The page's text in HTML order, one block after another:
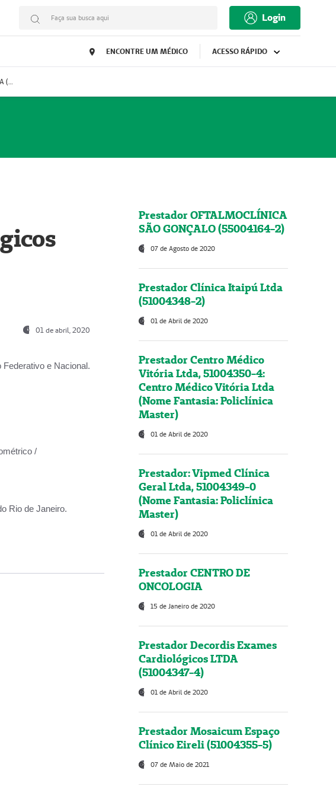
Faça sua busca aqui Login
ENCONTRE UM MÉDICO ACESSO RÁPIDO
Prestador Decordis Exames Cardiológicos LTDA (51004347-4)
01 de abril, 2020
e Nacional.
/
Rio de Janeiro.
Prestador OFTALMOCLÍNICA
SÃO GONÇALO (55004164-2)
07 de Agosto de 2020
Prestador Clínica Itaipú Ltda
(51004348-2)
01 de Abril de 2020
Prestador Centro Médico
Vitória Ltda, 51004350-4:
Centro Médico Vitória Ltda
(Nome Fantasia: Policlínica
Master)
01 de Abril de 2020
Prestador: Vipmed Clínica
Geral Ltda, 51004349-0
(Nome Fantasia: Policlínica
Master)
01 de Abril de 2020
Prestador CENTRO DE
ONCOLOGIA
15 de Janeiro de 2020
Prestador Decordis Exames
Cardiológicos LTDA
(51004347-4)
01 de Abril de 2020
Prestador Mosaicum Espaço
Clínico Eireli (51004355-5)
07 de Maio de 2021